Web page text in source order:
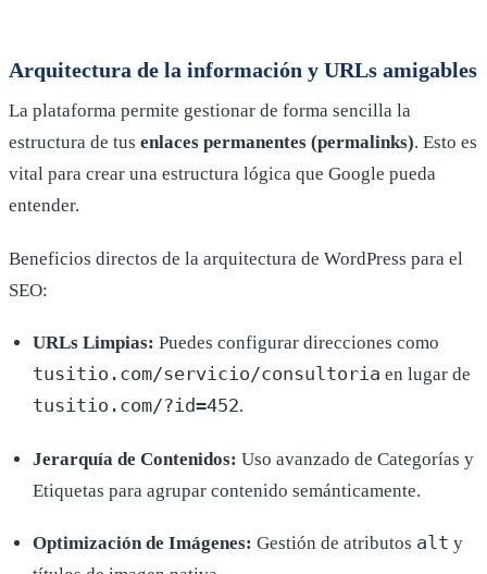
Arquitectura de la información y URLs amigables
La plataforma permite gestionar de forma sencilla la
estructura de tus enlaces permanentes (permalinks). Esto es
vital para crear una estructura lógica que Google pueda
entender.
Beneficios directos de la arquitectura de WordPress para el
SEO:
URLs Limpias: Puedes configurar direcciones como
tusitio.com/servicio/consultoria en lugar de
tusitio.com/?id=452.
Jerarquía de Contenidos: Uso avanzado de Categorías y
Etiquetas para agrupar contenido semánticamente.
Optimización de Imágenes: Gestión de atributos alt y